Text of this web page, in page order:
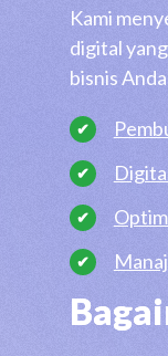
Kami
digital
bisnis